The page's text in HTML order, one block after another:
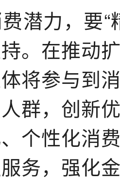
潜力，要
。在推动
将参与到
群，创新
个性化消
务，强化